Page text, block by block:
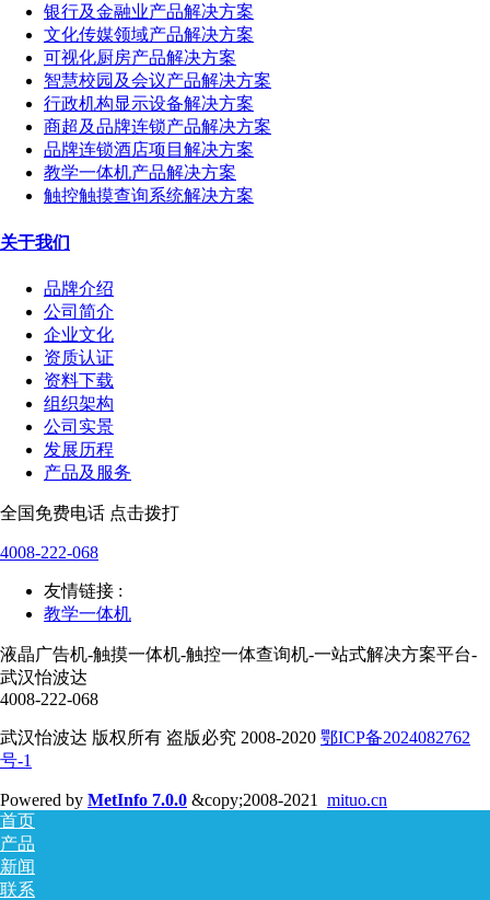
银行及金融业产品解决方案
文化传媒领域产品解决方案
可视化厨房产品解决方案
智慧校园及会议产品解决方案
行政机构显示设备解决方案
商超及品牌连锁产品解决方案
品牌连锁酒店项目解决方案
教学一体机产品解决方案
触控触摸查询系统解决方案
关于我们
品牌介绍
公司简介
企业文化
资质认证
资料下载
组织架构
公司实景
发展历程
产品及服务
全国免费电话 点击拨打
4008-222-068
友情链接 :
教学一体机
液晶广告机-触摸一体机-触控一体查询机-一站式解决方案平台-
武汉怡波达
4008-222-068
武汉怡波达 版权所有 盗版必究 2008-2020 鄂ICP备2024082762
号-1
Powered by MetInfo 7.0.0 &copy;2008-2021 mituo.cn
首页
产品
新闻
联系